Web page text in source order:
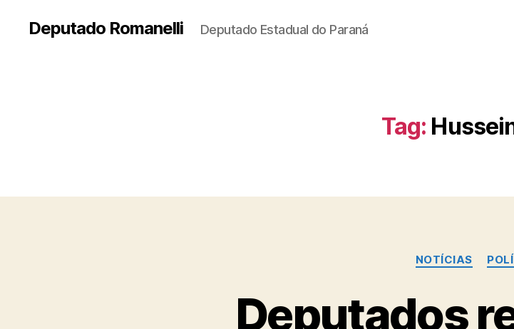
Deputado Romanelli Deputado Estadual do Paraná
Tag:
NOTÍCIAS
Deputados